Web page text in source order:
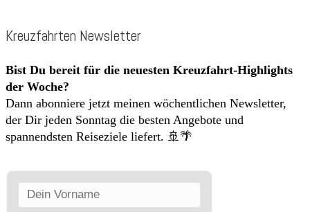
Kreuzfahrten Newsletter
Bist Du bereit für die neuesten Kreuzfahrt-Highlights
der Woche?
Dann abonniere jetzt meinen wöchentlichen Newsletter,
der Dir jeden Sonntag die besten Angebote und
spannendsten Reiseziele liefert. 🚢🌴